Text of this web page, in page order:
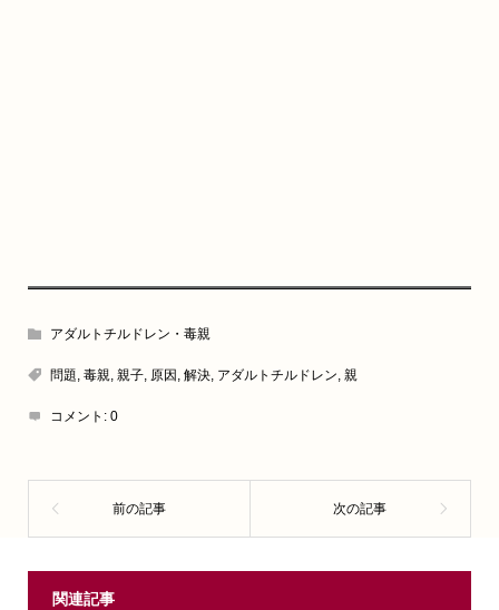
アダルトチルドレン・毒親
問題, 毒親, 親子, 原因 , 解決, アダルトチルドレン, 親
コメント: 0
関連記事